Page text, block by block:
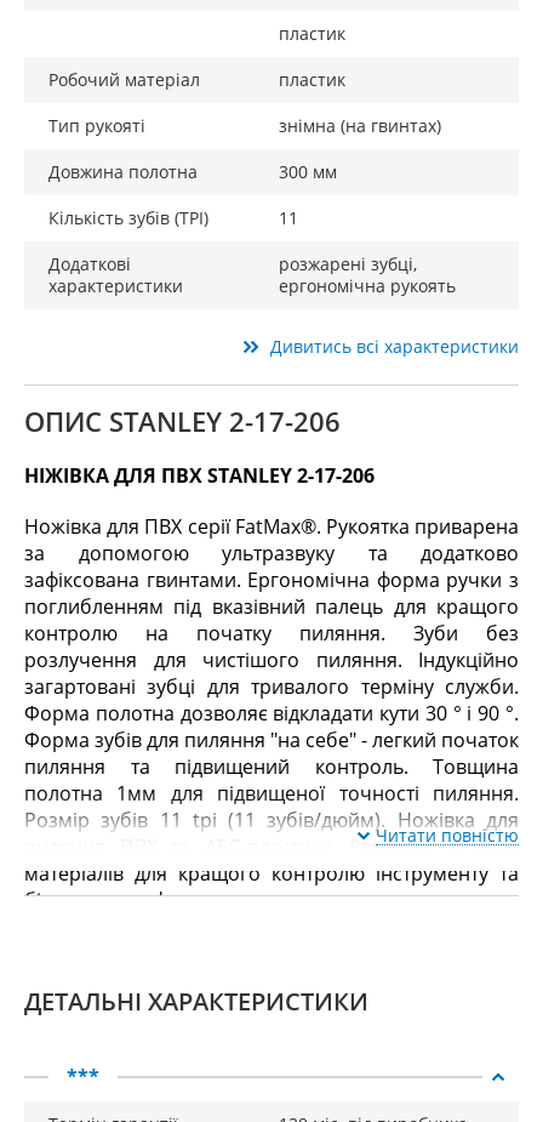
пластик
Робочий матеріал
пластик
Тип рукояті
знімна (на гвинтах)
Довжина полотна
300 мм
Кількість зубів (TPI)
11
Додаткові
характеристики
розжарені зубці,
ергономічна рукоять
Дивитись всі характеристики
ОПИС STANLEY 2-17-206
НІЖІВКА ДЛЯ ПВХ STANLEY 2-17-206
Ножівка для ПВХ серії FatMax®. Рукоятка приварена
за допомогою ультразвуку та додатково
зафіксована гвинтами. Ергономічна форма ручки з
поглибленням під вказівний палець для кращого
контролю на початку пиляння. Зуби без
розлучення для чистішого пиляння. Індукційно
загартовані зубці для тривалого терміну служби.
Форма полотна дозволяє відкладати кути 30 ° і 90 °.
Форма зубів для пиляння "на себе" - легкий початок
пиляння та підвищений контроль. Товщина
полотна 1мм для підвищеної точності пиляння.
Розмір зубів 11 tpi (11 зубів/дюйм). Ножівка для
пиляння ПВХ та АБС-пластику. Рукоятка із двох
матеріалів для кращого контролю інструменту та
більшого комфорту.
Читати повністю
ДЕТАЛЬНІ ХАРАКТЕРИСТИКИ
***